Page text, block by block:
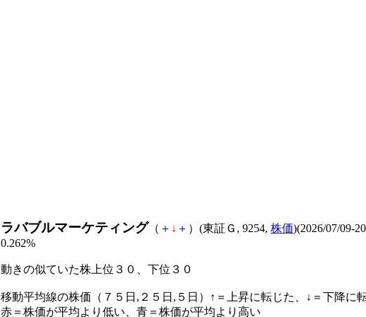
ラバブルマーケティング （ ＋ ↓ ＋ ）(東証Ｇ, 9254, 株価)(2026/07/09-
0.262%
動きの似ていた株上位３０、下位３０
移動平均線の株価（７５日,２５日,５日）↑＝上昇に転じた、↓＝下降に転
赤＝株価が平均より低い、青＝株価が平均より高い